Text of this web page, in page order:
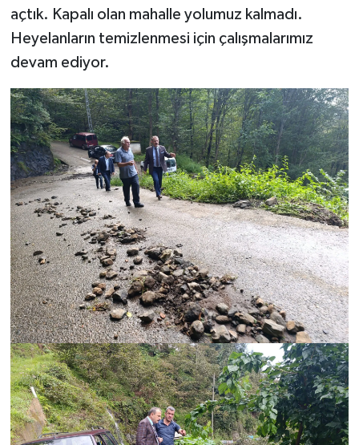
açtık. Kapalı olan mahalle yolumuz kalmadı.
Heyelanların temizlenmesi için çalışmalarımız
devam ediyor.